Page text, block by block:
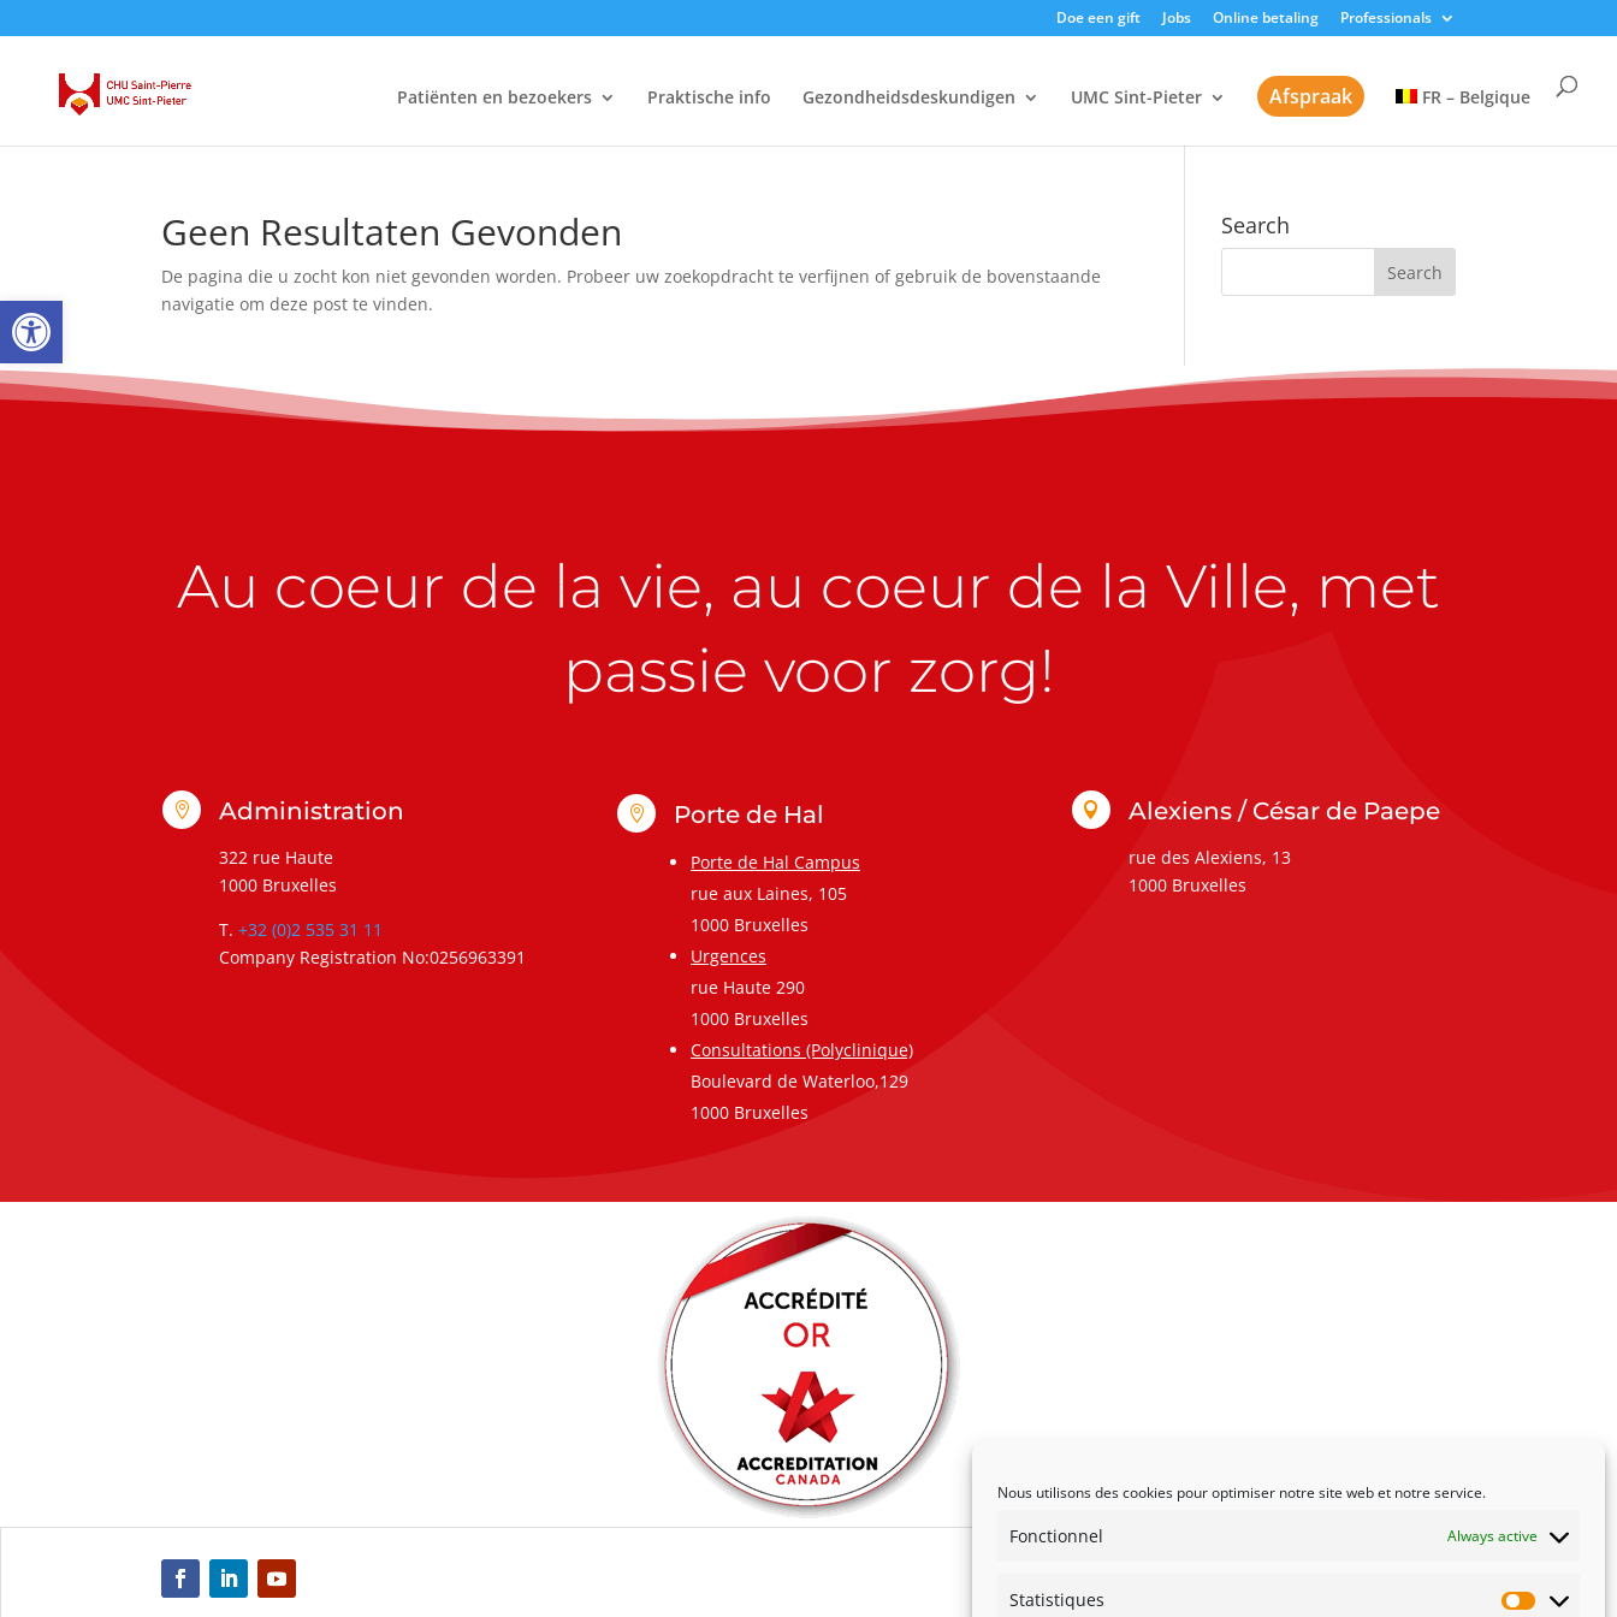
Nous utilisons des cookies pour optimiser notre site web et notre service.
Fonctionnel Always active
Statistiques
Open toolbar
Doe een gift Jobs Online betaling Professionals
Patiënten en bezoekers Praktische info Gezondheidsdeskundigen UMC Sint-Pieter Afspraak FR – Belgique
Geen Resultaten Gevonden
De pagina die u zocht kon niet gevonden worden. Probeer uw zoekopdracht te verfijnen of gebruik de bovenstaande
navigatie om deze post te vinden.
Search
Au coeur de la vie, au coeur de la Ville, met
passie voor zorg!
 Administration
322 rue Haute
1000 Bruxelles
T. +32 (0)2 535 31 11
Company Registration No:0256963391
 Porte de Hal
Porte de Hal Campus
rue aux Laines, 105
1000 Bruxelles
Urgences
rue Haute 290
1000 Bruxelles
Consultations (Polyclinique)
Boulevard de Waterloo,129
1000 Bruxelles
 Alexiens / César de Paepe
rue des Alexiens, 13
1000 Bruxelles